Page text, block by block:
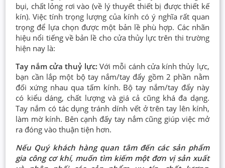
bụi, chất lỏng rơi vào (về lý thuyết thiết bị được thiết kế
kín). Việc tính trọng lượng của kính có ý nghĩa rất quan
trọng để lựa chọn được một bản lề phù hợp. Các nhãn
hiệu nổi tiếng về bản lề cho cửa thủy lực trên thi trường
hiện nay là:
Tay nắm cửa thuỷ lực: Với mỗi cánh cửa kính thủy lực,
bạn cần lắp một bộ tay nắm/tay đẩy gồm 2 phần nằm
đối xứng nhau qua tấm kính. Bộ tay nắm/tay đẩy này
có kiểu dáng, chất lượng và giá cả cũng khá đa dạng.
Tay nắm có tác dụng tránh dính vết ở trên tay lên kính,
làm mờ kính. Bên cạnh đấy tay nắm cũng giúp việc mở
ra đóng vào thuận tiện hơn.
Nếu Quý khách hàng quan tâm đến các sản phẩm
gia công cơ khí, muốn tìm kiếm một đơn vị sản xuất